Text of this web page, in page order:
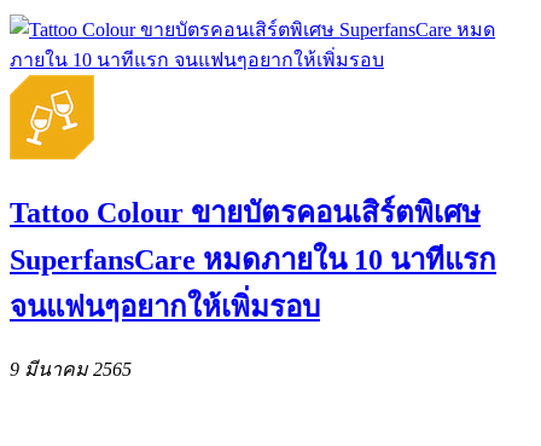
Tattoo Colour ขายบัตรคอนเสิร์ตพิเศษ
SuperfansCare หมดภายใน 10 นาทีแรก
จนแฟนๆอยากให้เพิ่มรอบ
9 มีนาคม 2565